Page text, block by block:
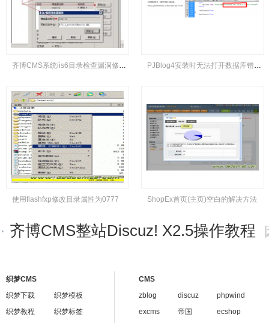
齐博CMS系统iis6目录检查漏洞修复方法 PJBlog4安装时无法打开数据库错误的解决方法
使用flashfxp修改目录属性为0777 ShopEx首页(主页)空白的解决方法
· 齐博CMS整站Discuz! X2.5操作教程
织梦CMS
织梦下载
织梦模板
织梦教程
织梦标签
CMS
zblog
discuz
phpwind
excms
帝国
ecshop